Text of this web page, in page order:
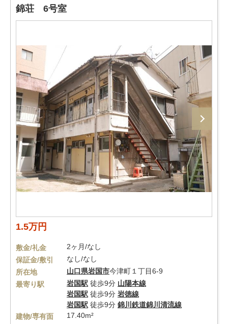
錦荘 6号室
1.5万円
敷金/礼金
2ヶ月/なし
保証金/敷引
なし/なし
所在地
山口県岩国市今津町１丁目6-9
最寄り駅
岩国駅 徒歩9分 山陽本線
岩国駅 徒歩9分 岩徳線
岩国駅 徒歩9分 錦川鉄道錦川清流線
建物/専有面
17.40m²